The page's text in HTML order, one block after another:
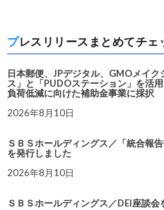
プレスリリースまとめてチェ
日本郵便、JPデジタル、GMOメイ
ス」と「PUDOステーション」を活
負荷低減に向けた補助金事業に採択
2026年8月10日
ＳＢＳホールディングス／「統合
を発行しました
2026年8月10日
ＳＢＳホールディングス／DEI座談会